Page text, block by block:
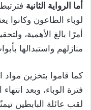
أما الرواية الثانية
لوباء الطاعون وكانوا
أمرًا بالغ الأهمية،
منازلهم واستبدالها
كما قاموا بتخزين
فترة الوباء، وبعد
لقب عائلة البابطين